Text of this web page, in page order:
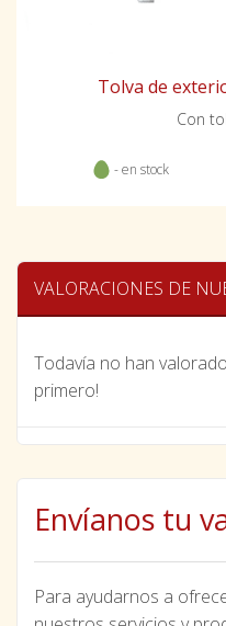
Tolva de
Con
- en stock
VALORACIONES DE
Todavía no han
primero!
Envíanos tu
Para ayudarnos a